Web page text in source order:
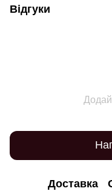
Відгуки
Доставка